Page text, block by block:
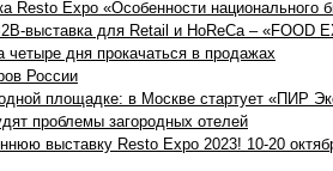
Resto Expo «Особенности национального
выставка для Retail и HoReCa – «FOOD
четыре дня прокачаться в продажах
России
площадке: в Москве стартует «ПИР
проблемы загородных отелей
выставку Resto Expo 2023! 10-20